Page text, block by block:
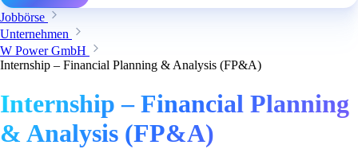
Jobbörse
Unternehmen
W Power GmbH
Internship – Financial Planning & Analysis (FP&A)
Internship – Financial Planning
& Analysis (FP&A)